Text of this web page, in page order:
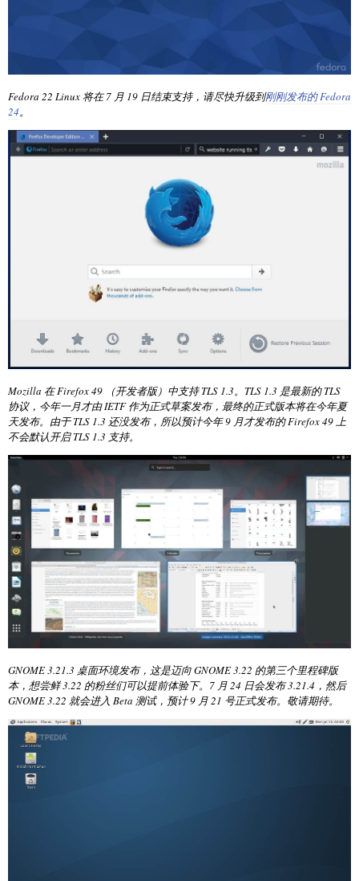
Fedora 22 Linux 将在 7 月 19 日结束支持，请尽快升级到刚刚发布的 Fedora
24。
Mozilla 在 Firefox 49 （开发者版）中支持 TLS 1.3。TLS 1.3 是最新的 TLS
协议，今年一月才由 IETF 作为正式草案发布，最终的正式版本将在今年夏
天发布。由于 TLS 1.3 还没发布，所以预计今年 9 月才发布的 Firefox 49 上
不会默认开启 TLS 1.3 支持。
GNOME 3.21.3 桌面环境发布，这是迈向 GNOME 3.22 的第三个里程碑版
本，想尝鲜 3.22 的粉丝们可以提前体验下。7 月 24 日会发布 3.21.4，然后
GNOME 3.22 就会进入 Beta 测试，预计 9 月 21 号正式发布。敬请期待。